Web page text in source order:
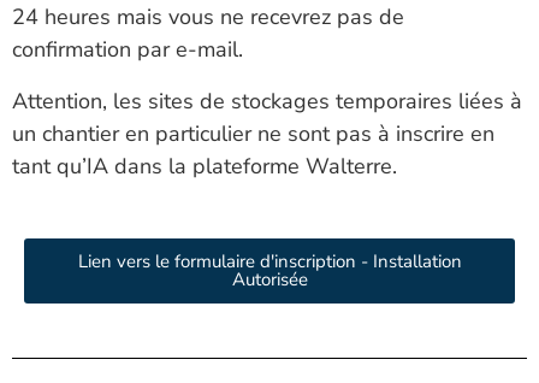
24 heures mais vous ne recevrez pas de
confirmation par e-mail.
Attention, les sites de stockages temporaires liées à
un chantier en particulier ne sont pas à inscrire en
tant qu’IA dans la plateforme Walterre.
Lien vers le formulaire d'inscription - Installation
Autorisée